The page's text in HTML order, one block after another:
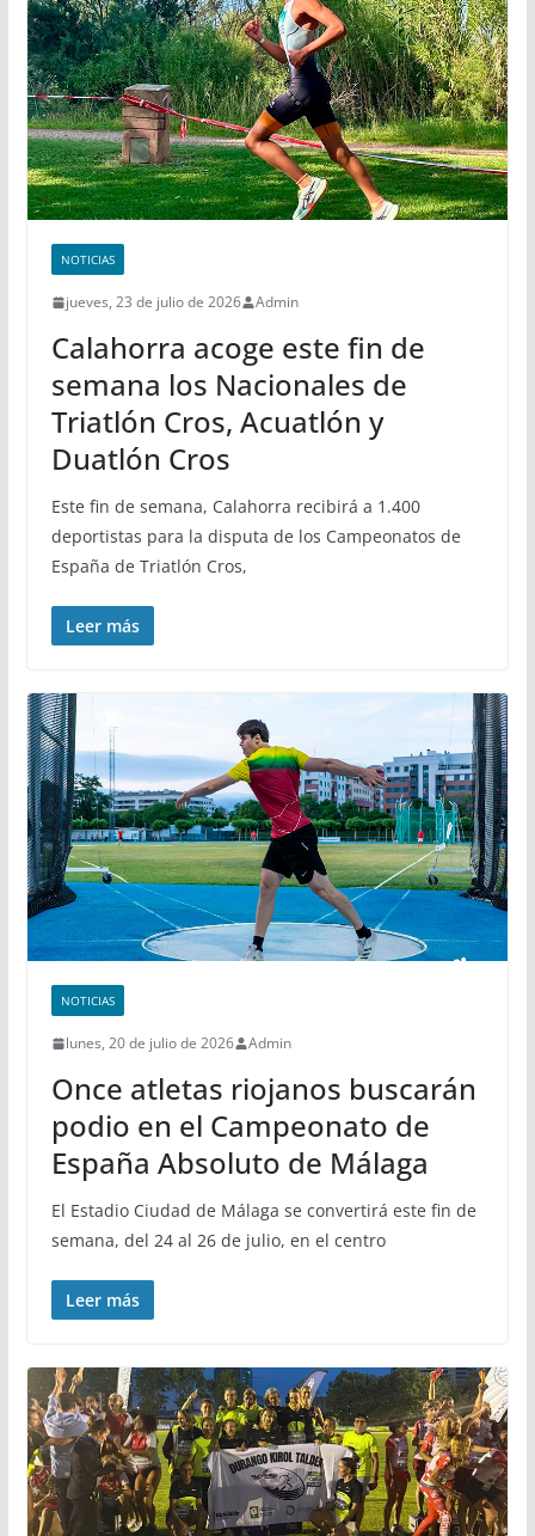
NOTICIAS
jueves, 23 de julio de 2026 Admin
Calahorra acoge este fin de
semana los Nacionales de
Triatlón Cros, Acuatlón y
Duatlón Cros
Este fin de semana, Calahorra recibirá a 1.400
deportistas para la disputa de los Campeonatos de
España de Triatlón Cros,
Leer más
NOTICIAS
lunes, 20 de julio de 2026 Admin
Once atletas riojanos buscarán
podio en el Campeonato de
España Absoluto de Málaga
El Estadio Ciudad de Málaga se convertirá este fin de
semana, del 24 al 26 de julio, en el centro
Leer más